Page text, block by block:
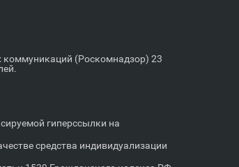
коммуникаций (Роскомнадзор) 23
гиперссылки на
средства индивидуализации